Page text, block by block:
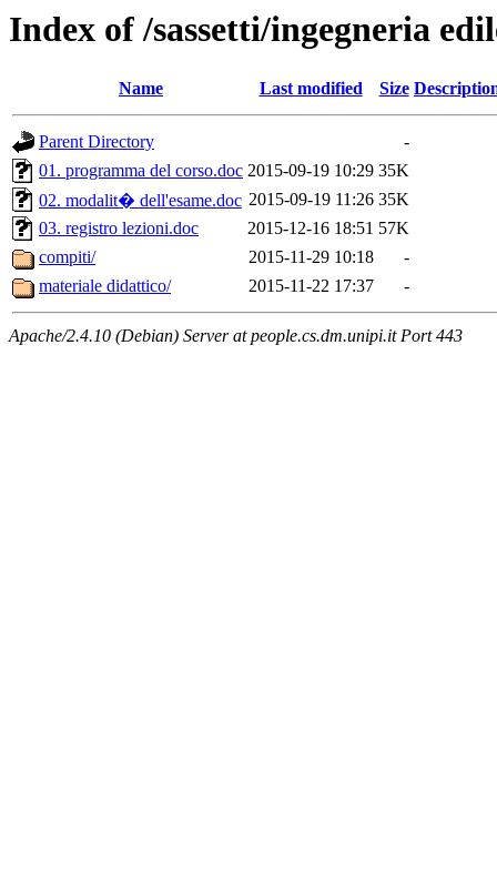
Index of /sassetti/ingegneria
Name Last modified Size
Parent Directory
-
01. programma del corso.doc 2015-09-19 10:29 35K
02. modalit� dell'esame.doc 2015-09-19 11:26 35K
03. registro lezioni.doc
2015-12-16 18:51 57K
compiti/
2015-11-29 10:18
-
materiale didattico/
2015-11-22 17:37 -
Apache/2.4.10 (Debian) Server at people.cs.dm.unipi.it Port 443